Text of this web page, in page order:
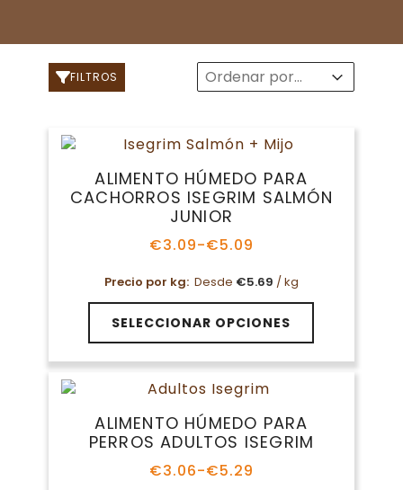
FILTROS Sort
Sort content
Sort content
ALIMENTO HÚMEDO PARA
CACHORROS ISEGRIM SALMÓN
JUNIOR
€3.09-€5.09
Rango
precios:
desde
€3.09
hasta
Precio por kg: Desde €5.69 / kg
SELECCIONAR OPCIONES
Este
producto
tiene
múltiples
variantes.
opciones
se
ALIMENTO HÚMEDO PARA
PERROS ADULTOS ISEGRIM
€3.06-€5.29
Rango